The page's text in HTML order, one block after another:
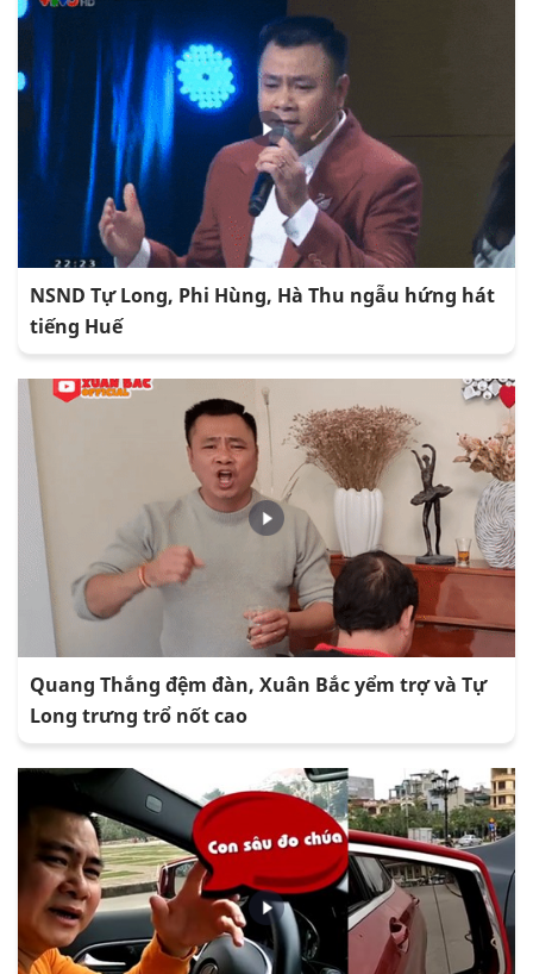
NSND Tự Long, Phi Hùng, Hà Thu ngẫu hứng hát
tiếng Huế
Quang Thắng đệm đàn, Xuân Bắc yểm trợ và Tự
Long trưng trổ nốt cao